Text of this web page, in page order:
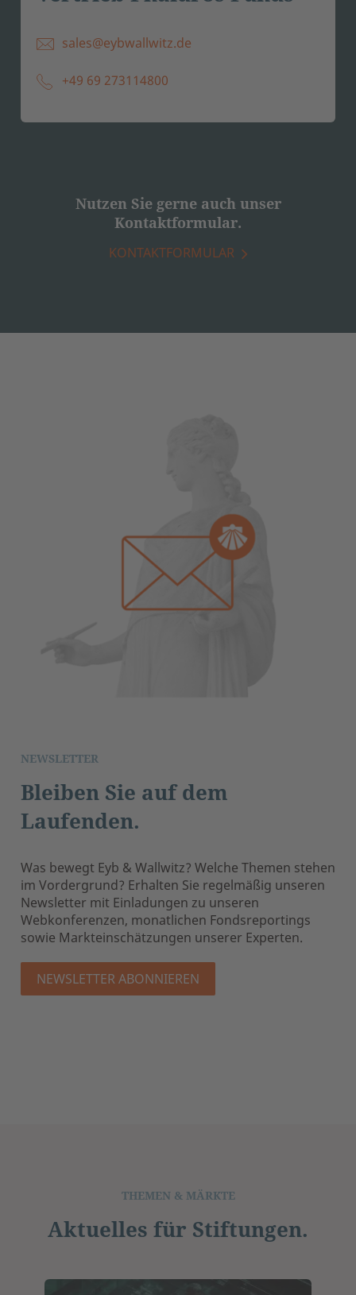
sales@eybwallwitz.de
+49 69 273114800
Nutzen Sie gerne auch unser
Kontaktformular.
KONTAKTFORMULAR
NEWSLETTER
Bleiben Sie auf dem
Laufenden.
Was bewegt Eyb & Wallwitz? Welche Themen stehen
im Vordergrund? Erhalten Sie regelmäßig unseren
Newsletter mit Einladungen zu unseren
Webkonferenzen, monatlichen Fondsreportings
sowie Markteinschätzungen unserer Experten.
NEWSLETTER ABONNIEREN
THEMEN & MÄRKTE
Aktuelles für Stiftungen.